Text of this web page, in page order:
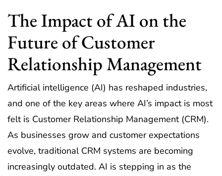
The Impact of AI on the
Future of Customer
Relationship Management
Artificial intelligence (AI) has reshaped industries,
and one of the key areas where AI’s impact is most
felt is Customer Relationship Management (CRM).
As businesses grow and customer expectations
evolve, traditional CRM systems are becoming
increasingly outdated. AI is stepping in as the